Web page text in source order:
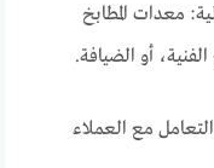
معدات المطابخ
أو الضيافة.
مع العملاء